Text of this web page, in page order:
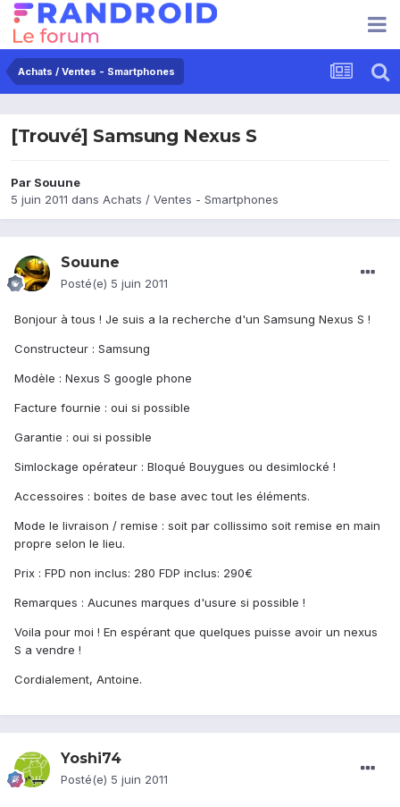
Achats / Ventes - Smartphones
[Trouvé] Samsung Nexus S
Par Souune
5 juin 2011 dans Achats / Ventes - Smartphones
Souune
Posté(e) 5 juin 2011
Bonjour à tous ! Je suis a la recherche d'un Samsung Nexus S !
Constructeur : Samsung
Modèle : Nexus S google phone
Facture fournie : oui si possible
Garantie : oui si possible
Simlockage opérateur : Bloqué Bouygues ou desimlocké !
Accessoires : boites de base avec tout les éléments.
Mode le livraison / remise : soit par collissimo soit remise en main
propre selon le lieu.
Prix : FPD non inclus: 280 FDP inclus: 290€
Remarques : Aucunes marques d'usure si possible !
Voila pour moi ! En espérant que quelques puisse avoir un nexus
S a vendre !
Cordialement, Antoine.
Yoshi74
Posté(e) 5 juin 2011